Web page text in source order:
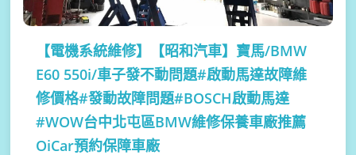
【電機系統維修】
【昭和汽車】寶馬/BMW
E60 550i/車子發不動問題#啟動馬達故障維
修價格#發動故障問題#BOSCH啟動馬達
#WOW台中北屯區BMW維修保養車廠推薦
OiCar預約保障車廠